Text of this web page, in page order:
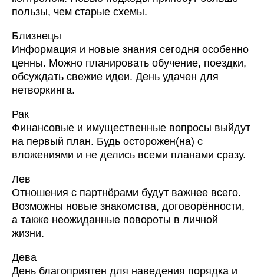
пользы, чем старые схемы.
Близнецы
Информация и новые знания сегодня особенно
ценны. Можно планировать обучение, поездки,
обсуждать свежие идеи. День удачен для
нетворкинга.
Рак
Финансовые и имущественные вопросы выйдут
на первый план. Будь осторожен(на) с
вложениями и не делись всеми планами сразу.
Лев
Отношения с партнёрами будут важнее всего.
Возможны новые знакомства, договорённости,
а также неожиданные повороты в личной
жизни.
Дева
День благоприятен для наведения порядка и